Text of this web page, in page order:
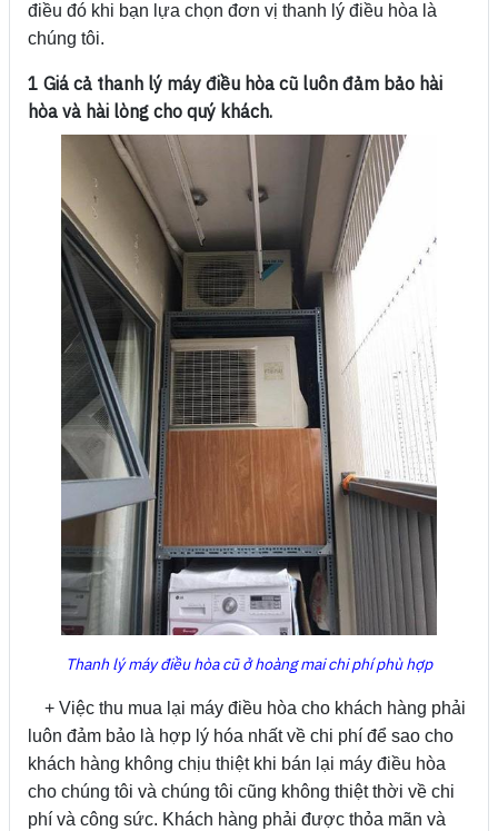
điều đó khi bạn lựa chọn đơn vị thanh lý điều hòa là
chúng tôi.
1 Giá cả thanh lý máy điều hòa cũ luôn đảm bảo hài
hòa và hài lòng cho quý khách.
Thanh lý máy điều hòa cũ ở hoàng mai chi phí phù hợp
+ Việc thu mua lại máy điều hòa cho khách hàng phải
luôn đảm bảo là hợp lý hóa nhất về chi phí để sao cho
khách hàng không chịu thiệt khi bán lại máy điều hòa
cho chúng tôi và chúng tôi cũng không thiệt thời về chi
phí và công sức. Khách hàng phải được thỏa mãn và